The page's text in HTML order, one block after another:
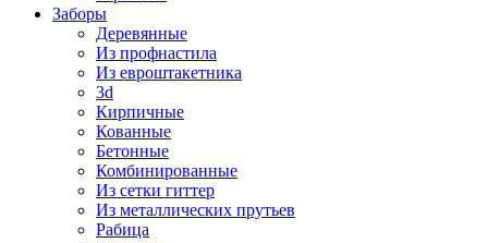
Заборы
Деревянные
Из профнастила
Из евроштакетника
3d
Кирпичные
Кованные
Бетонные
Комбинированные
Из сетки гиттер
Из металлических прутьев
Рабица